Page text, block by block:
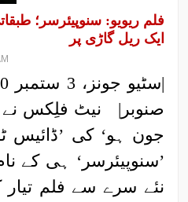
فلم ریویو: سنوپیئرسر؛
ایک ریل گاڑی پر
صنوبر| نیٹ فلِکس
جون ہو‘ کی ’ڈائیس
’سنوپیئرسر‘ ہی کے
نئے سرے سے فلم